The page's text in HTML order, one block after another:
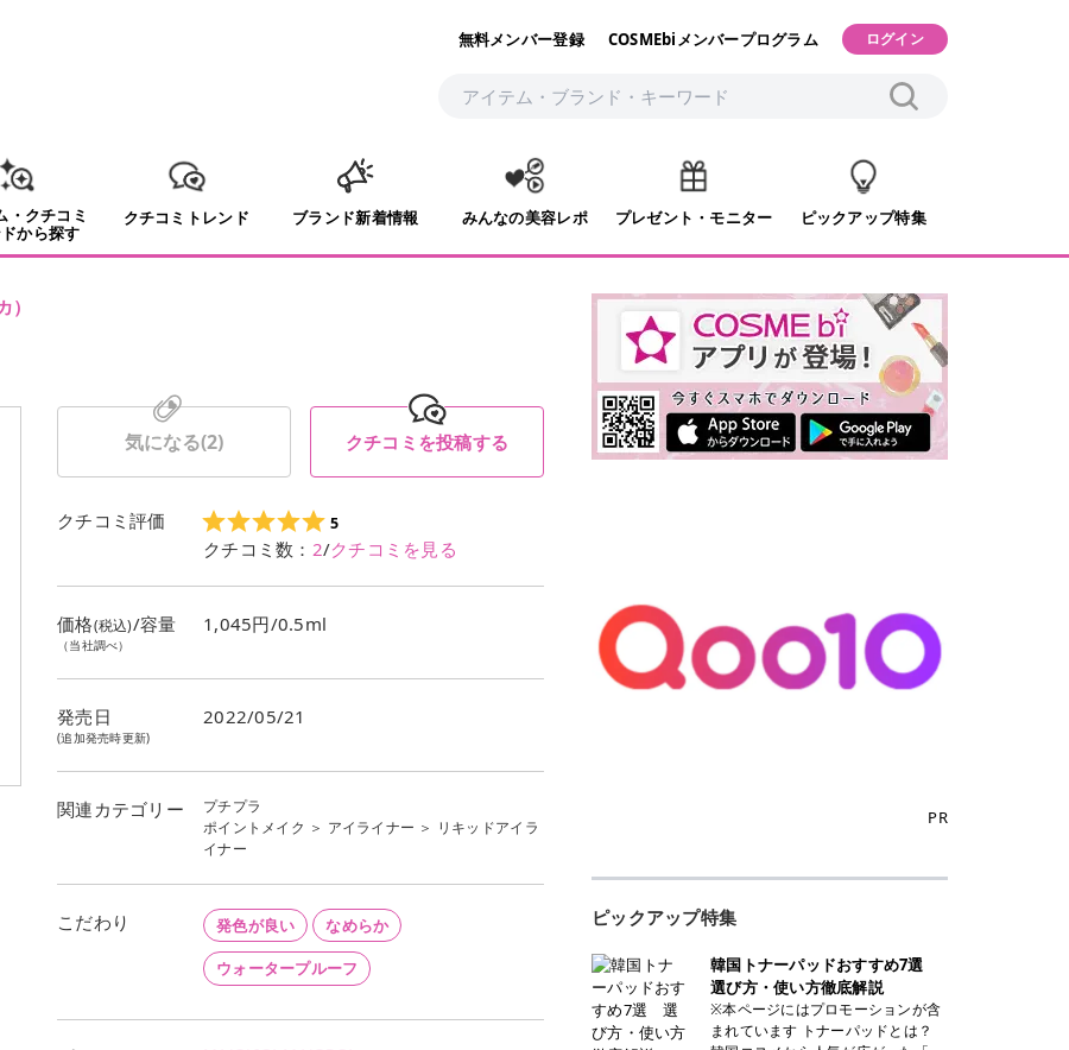
無料メンバー登録 COSMEbiメンバープログラム ログイン
・クチコミ
から探す
クチコミトレンド ブランド新着情報 みんなの美容レポ プレゼント・モニター ピックアップ特集
）
気になる(2) クチコミを投稿する
クチコミ評価 5
クチコミ数： 2/クチコミを見る
価格(税込)/容量
（当社調べ）
1,045円/0.5ml
発売日
(追加発売時更新)
2022/05/21
関連カテゴリー
プチプラ
ポイントメイク ＞ アイライナー ＞ リキッドアイラ
イナー
こだわり 発色が良い なめらか
ウォータープルーフ
PR
ピックアップ特集
韓国トナーパッドおすすめ7選
選び方・使い方徹底解説
※本ページにはプロモーションが含
まれています トナーパッドとは？